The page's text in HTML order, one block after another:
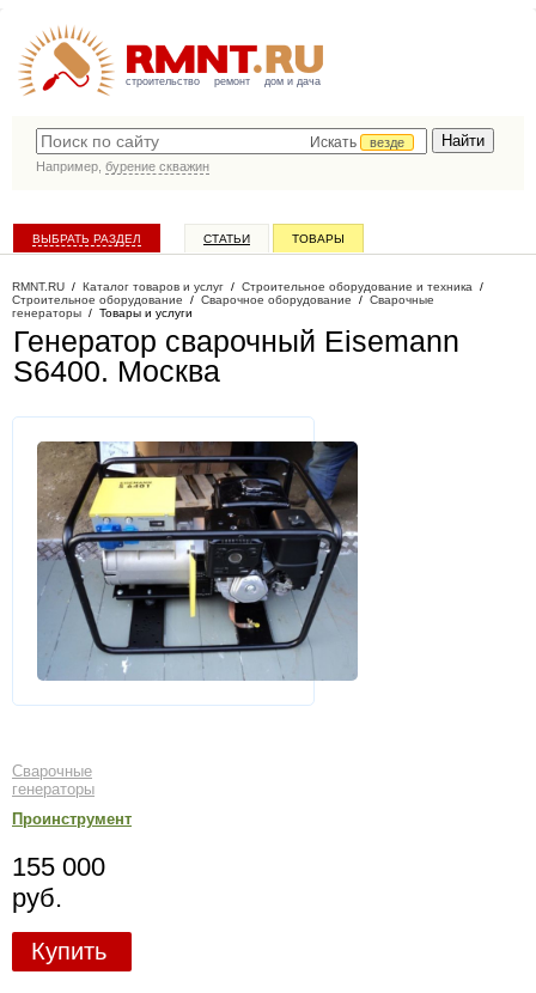
строительство ремонт дом и дача
Искать
везде
Например, бурение скважин
ВЫБРАТЬ РАЗДЕЛ СТАТЬИ ТОВАРЫ
RMNT.RU / Каталог товаров и услуг / Строительное оборудование и техника /
Строительное оборудование / Сварочное оборудование / Сварочные
генераторы / Товары и услуги
Генератор сварочный Eisemann
S6400. Москва
Сварочные
генераторы
Проинструмент
155 000
руб.
Купить